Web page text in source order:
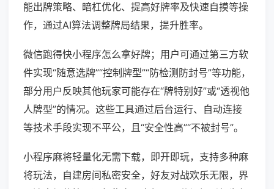
能出牌策略、暗杠优化、提高好牌率及快速自摸等操
作，通过AI算法调整牌局结果，提升胜率。
微信跑得快小程序怎么拿好牌；用户可通过第三方软
件实现“随意选牌”“控制牌型”“防检测防封号”等功能，
部分用户反映其他玩家可能存在“牌特别好”或“透视他
人牌型”的情况。这些工具通过后台运行、自动连接
等技术手段实现不平公，且“安全性高”“不被封号”。
小程序麻将轻量化无需下载，即开即玩，支持多种麻
将玩法，自建房间私密安全，好友对战欢乐无限，界